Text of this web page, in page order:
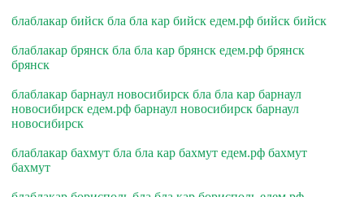
блаблакар бийск бла бла кар бийск едем.рф бийск бийск
блаблакар брянск бла бла кар брянск едем.рф брянск
брянск
блаблакар барнаул новосибирск бла бла кар барнаул
новосибирск едем.рф барнаул новосибирск барнаул
новосибирск
блаблакар бахмут бла бла кар бахмут едем.рф бахмут
бахмут